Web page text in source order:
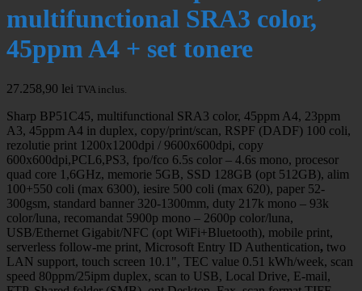
multifunctional SRA3 color,
45ppm A4 + set tonere
27.258,90 lei TVA inclus.
Sharp BP51C45, multifunctional SRA3 color, 45ppm A4, 23ppm
A3, 45ppm A4 in duplex, copy/print/scan, RSPF (DADF) 100 coli,
rezolutie print 1200x1200dpi / 9600x600dpi, copy
600x600dpi,PCL6,PS3, fpo/fco 6.5s color – 4.6s mono, procesor
quad core 1,6GHz, memorie 5GB, SSD 128GB (opt 512GB), alim
100+550 coli (max 6300), iesire 500 coli (max 620), paper 52-
300gsm, standard banner 320-1300mm, duty 217k mono – 93k
color/luna, recomandat 5900p mono – 2600p color/luna,
USB/Ethernet Gigabit/NFC (opt WiFi+Bluetooth), mobile print,
serverless follow-me print, Microsoft Entry ID Authentication, two
LAN support, touch screen 10.1", TEC value 0.51 kWh/week, scan
speed 80ppm/25ipm duplex, scan to USB, Local Drive, E-mail,